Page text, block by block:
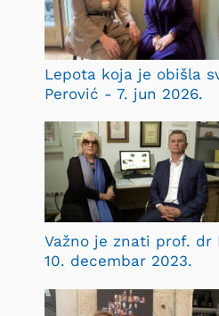
Lepota koja je obišla
Perović - 7. jun 2026.
Važno je znati prof. dr
10. decembar 2023.